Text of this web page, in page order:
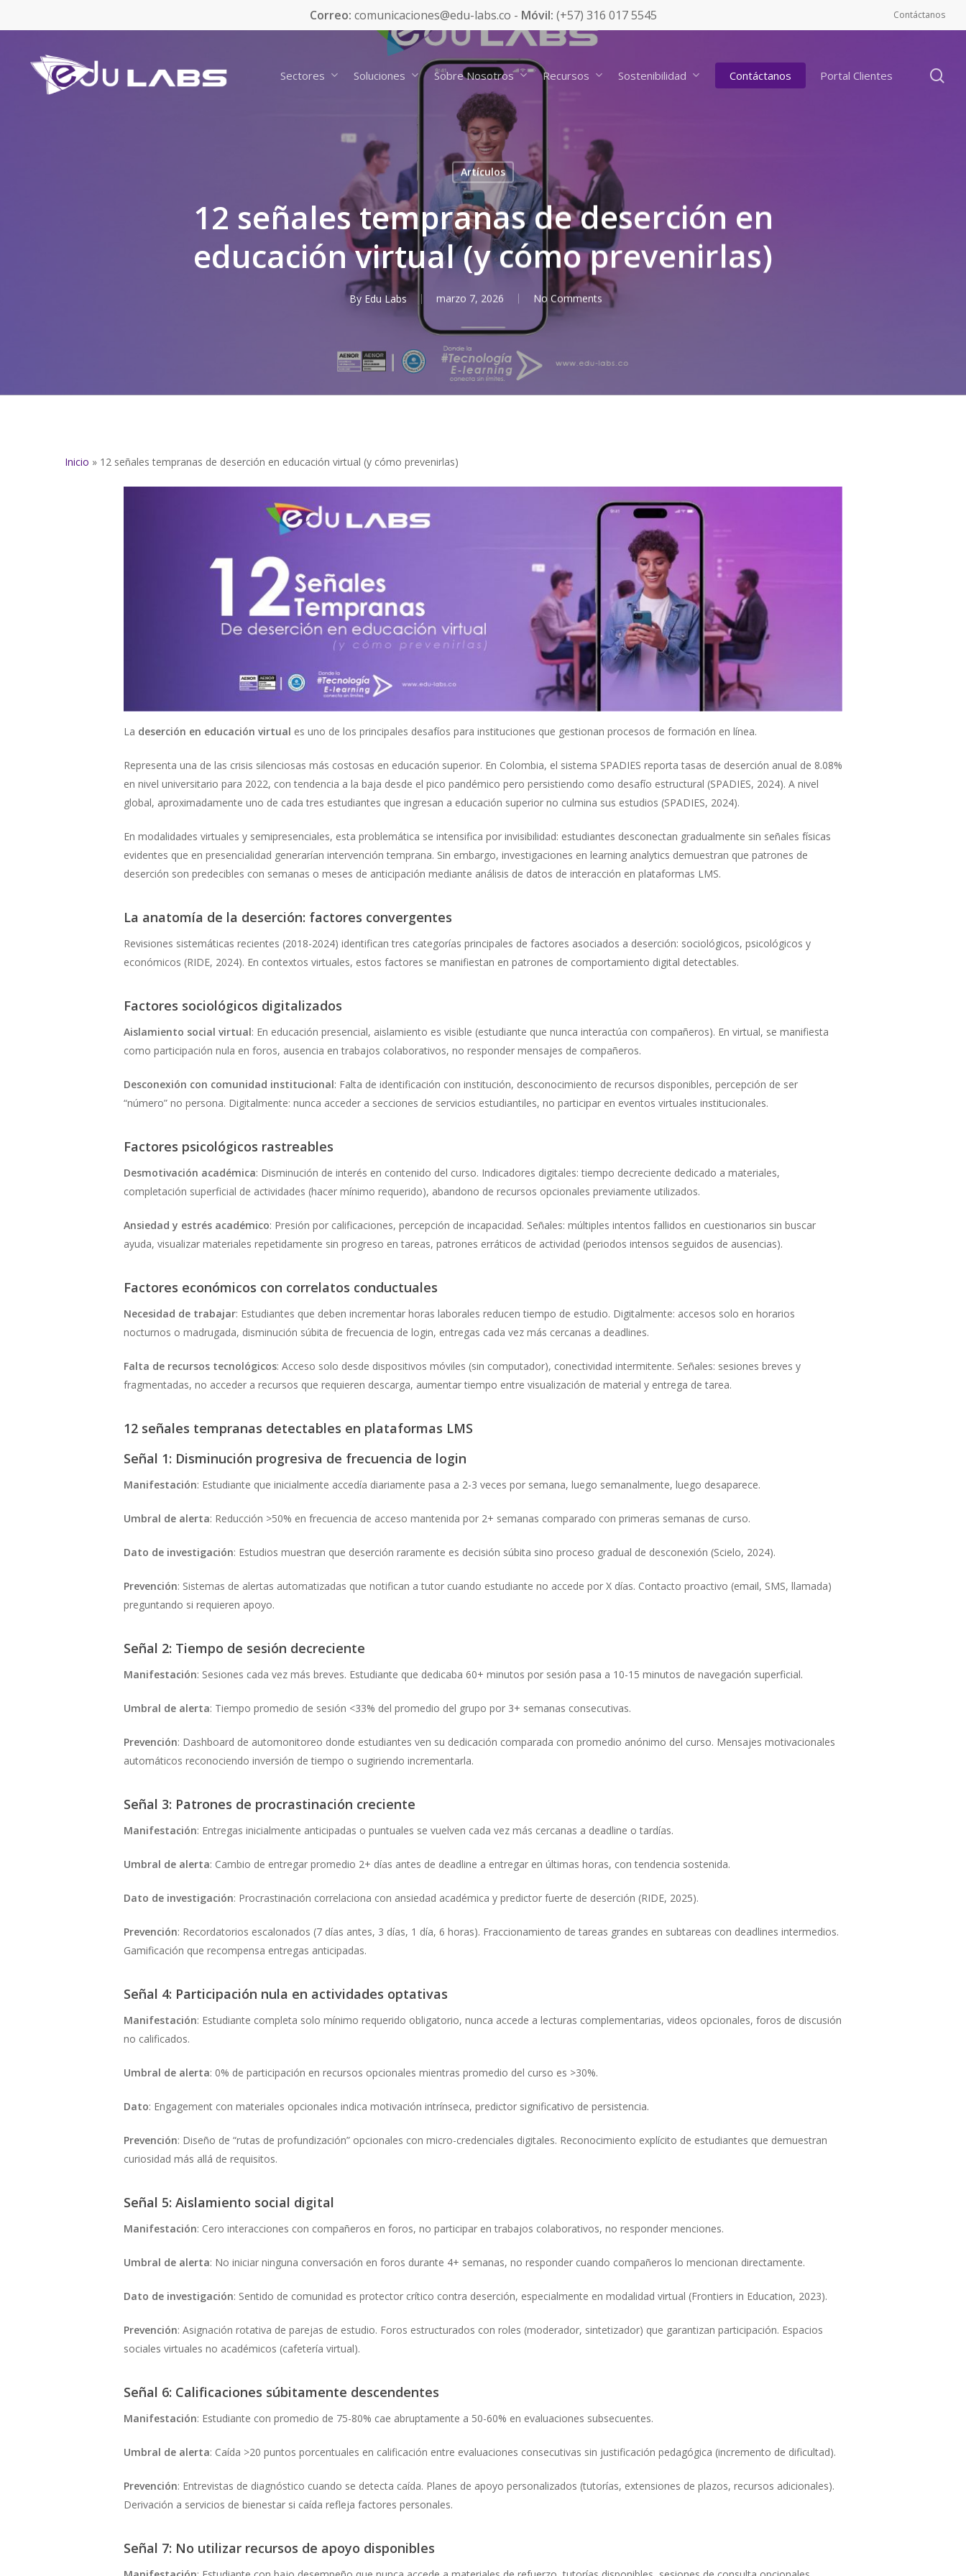
to
content
Correo: comunicaciones@edu-labs.co - Móvil: (+57) 316 017 5545 Contáctanos
Sectores Soluciones Sobre Nosotros Recursos Sostenibilidad Contáctanos Portal Clientes
Artículos
12 señales tempranas de deserción en
educación virtual (y cómo prevenirlas)
By Edu Labs marzo 7, 2026 No Comments
Inicio » 12 señales tempranas de deserción en educación virtual (y cómo prevenirlas)
La deserción en educación virtual es uno de los principales desafíos para instituciones que gestionan procesos de formación en línea.
Representa una de las crisis silenciosas más costosas en educación superior. En Colombia, el sistema SPADIES reporta tasas de deserción anual de 8.08%
en nivel universitario para 2022, con tendencia a la baja desde el pico pandémico pero persistiendo como desafío estructural (SPADIES, 2024). A nivel
global, aproximadamente uno de cada tres estudiantes que ingresan a educación superior no culmina sus estudios (SPADIES, 2024).
En modalidades virtuales y semipresenciales, esta problemática se intensifica por invisibilidad: estudiantes desconectan gradualmente sin señales físicas
evidentes que en presencialidad generarían intervención temprana. Sin embargo, investigaciones en learning analytics demuestran que patrones de
deserción son predecibles con semanas o meses de anticipación mediante análisis de datos de interacción en plataformas LMS.
La anatomía de la deserción: factores convergentes
Revisiones sistemáticas recientes (2018-2024) identifican tres categorías principales de factores asociados a deserción: sociológicos, psicológicos y
económicos (RIDE, 2024). En contextos virtuales, estos factores se manifiestan en patrones de comportamiento digital detectables.
Factores sociológicos digitalizados
Aislamiento social virtual: En educación presencial, aislamiento es visible (estudiante que nunca interactúa con compañeros). En virtual, se manifiesta
como participación nula en foros, ausencia en trabajos colaborativos, no responder mensajes de compañeros.
Desconexión con comunidad institucional: Falta de identificación con institución, desconocimiento de recursos disponibles, percepción de ser
“número” no persona. Digitalmente: nunca acceder a secciones de servicios estudiantiles, no participar en eventos virtuales institucionales.
Factores psicológicos rastreables
Desmotivación académica: Disminución de interés en contenido del curso. Indicadores digitales: tiempo decreciente dedicado a materiales,
completación superficial de actividades (hacer mínimo requerido), abandono de recursos opcionales previamente utilizados.
Ansiedad y estrés académico: Presión por calificaciones, percepción de incapacidad. Señales: múltiples intentos fallidos en cuestionarios sin buscar
ayuda, visualizar materiales repetidamente sin progreso en tareas, patrones erráticos de actividad (periodos intensos seguidos de ausencias).
Factores económicos con correlatos conductuales
Necesidad de trabajar: Estudiantes que deben incrementar horas laborales reducen tiempo de estudio. Digitalmente: accesos solo en horarios
nocturnos o madrugada, disminución súbita de frecuencia de login, entregas cada vez más cercanas a deadlines.
Falta de recursos tecnológicos: Acceso solo desde dispositivos móviles (sin computador), conectividad intermitente. Señales: sesiones breves y
fragmentadas, no acceder a recursos que requieren descarga, aumentar tiempo entre visualización de material y entrega de tarea.
12 señales tempranas detectables en plataformas LMS
Señal 1: Disminución progresiva de frecuencia de login
Manifestación: Estudiante que inicialmente accedía diariamente pasa a 2-3 veces por semana, luego semanalmente, luego desaparece.
Umbral de alerta: Reducción >50% en frecuencia de acceso mantenida por 2+ semanas comparado con primeras semanas de curso.
Dato de investigación: Estudios muestran que deserción raramente es decisión súbita sino proceso gradual de desconexión (Scielo, 2024).
Prevención: Sistemas de alertas automatizadas que notifican a tutor cuando estudiante no accede por X días. Contacto proactivo (email, SMS, llamada)
preguntando si requieren apoyo.
Señal 2: Tiempo de sesión decreciente
Manifestación: Sesiones cada vez más breves. Estudiante que dedicaba 60+ minutos por sesión pasa a 10-15 minutos de navegación superficial.
Umbral de alerta: Tiempo promedio de sesión <33% del promedio del grupo por 3+ semanas consecutivas.
Prevención: Dashboard de automonitoreo donde estudiantes ven su dedicación comparada con promedio anónimo del curso. Mensajes motivacionales
automáticos reconociendo inversión de tiempo o sugiriendo incrementarla.
Señal 3: Patrones de procrastinación creciente
Manifestación: Entregas inicialmente anticipadas o puntuales se vuelven cada vez más cercanas a deadline o tardías.
Umbral de alerta: Cambio de entregar promedio 2+ días antes de deadline a entregar en últimas horas, con tendencia sostenida.
Dato de investigación: Procrastinación correlaciona con ansiedad académica y predictor fuerte de deserción (RIDE, 2025).
Prevención: Recordatorios escalonados (7 días antes, 3 días, 1 día, 6 horas). Fraccionamiento de tareas grandes en subtareas con deadlines intermedios.
Gamificación que recompensa entregas anticipadas.
Señal 4: Participación nula en actividades optativas
Manifestación: Estudiante completa solo mínimo requerido obligatorio, nunca accede a lecturas complementarias, videos opcionales, foros de discusión
no calificados.
Umbral de alerta: 0% de participación en recursos opcionales mientras promedio del curso es >30%.
Dato: Engagement con materiales opcionales indica motivación intrínseca, predictor significativo de persistencia.
Prevención: Diseño de “rutas de profundización” opcionales con micro-credenciales digitales. Reconocimiento explícito de estudiantes que demuestran
curiosidad más allá de requisitos.
Señal 5: Aislamiento social digital
Manifestación: Cero interacciones con compañeros en foros, no participar en trabajos colaborativos, no responder menciones.
Umbral de alerta: No iniciar ninguna conversación en foros durante 4+ semanas, no responder cuando compañeros lo mencionan directamente.
Dato de investigación: Sentido de comunidad es protector crítico contra deserción, especialmente en modalidad virtual (Frontiers in Education, 2023).
Prevención: Asignación rotativa de parejas de estudio. Foros estructurados con roles (moderador, sintetizador) que garantizan participación. Espacios
sociales virtuales no académicos (cafetería virtual).
Señal 6: Calificaciones súbitamente descendentes
Manifestación: Estudiante con promedio de 75-80% cae abruptamente a 50-60% en evaluaciones subsecuentes.
Umbral de alerta: Caída >20 puntos porcentuales en calificación entre evaluaciones consecutivas sin justificación pedagógica (incremento de dificultad).
Prevención: Entrevistas de diagnóstico cuando se detecta caída. Planes de apoyo personalizados (tutorías, extensiones de plazos, recursos adicionales).
Derivación a servicios de bienestar si caída refleja factores personales.
Señal 7: No utilizar recursos de apoyo disponibles